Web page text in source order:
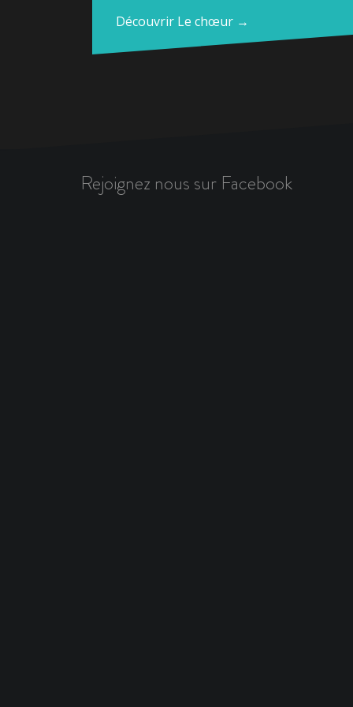
Découvrir Le chœur →
Rejoignez nous sur Facebook